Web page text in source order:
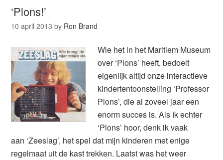
‘Plons!’
10 april 2013 by Ron Brand
Wie het in het Maritiem Museum
over ‘Plons’ heeft, bedoelt
eigenlijk altijd onze interactieve
kindertentoonstelling ‘Professor
Plons’, die al zoveel jaar een
enorm succes is. Als ík echter
‘Plons’ hoor, denk ik vaak
aan ‘Zeeslag’, het spel dat mijn kinderen met enige
regelmaat uit de kast trekken. Laatst was het weer